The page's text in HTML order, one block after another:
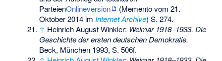
ParteienOnlineversion (Mementovom 21.
Oktober 2014 im Internet Archive) S. 274.
↑ Heinrich August Winkler: Weimar 1918–1933. Die
Geschichte der ersten deutschen Demokratie.
Beck, München 1993, S. 506f.